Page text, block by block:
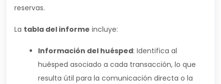
reservas.
La tabla del informe incluye:
Información del huésped: Identifica al
huésped asociado a cada transacción, lo que
resulta útil para la comunicación directa o la